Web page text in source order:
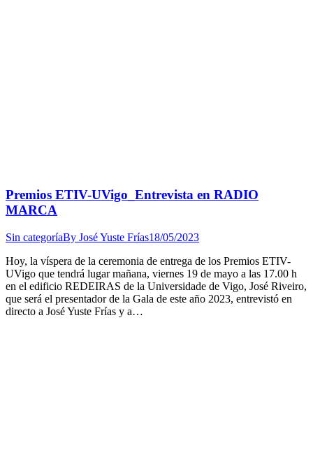
Premios ETIV-UVigo_Entrevista en RADIO
MARCA
Sin categoríaBy José Yuste Frías18/05/2023
Hoy, la víspera de la ceremonia de entrega de los Premios ETIV-
UVigo que tendrá lugar mañana, viernes 19 de mayo a las 17.00 h
en el edificio REDEIRAS de la Universidade de Vigo, José Riveiro,
que será el presentador de la Gala de este año 2023, entrevistó en
directo a José Yuste Frías y a…